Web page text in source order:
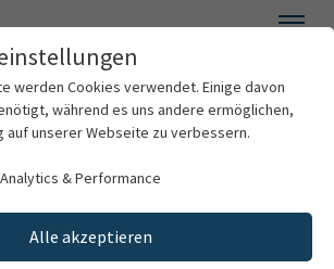
Zum Hauptinhalt springen
werden Cookies verwendet. Einige davon
während es uns andere ermöglichen,
auf unserer Webseite zu verbessern.
Analytics & Performance
Alle akzeptieren